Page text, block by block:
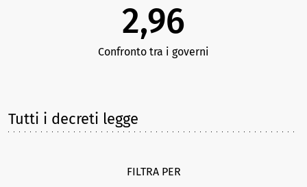
2,96
Confronto tra i governi
Tutti i decreti legge
FILTRA PER